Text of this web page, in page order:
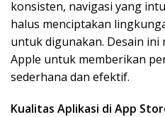
konsisten, navigasi yang
halus menciptakan
untuk digunakan. Desain ini
Apple untuk memberikan
sederhana dan efektif.
Kualitas Aplikasi di App